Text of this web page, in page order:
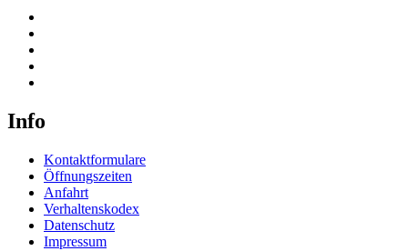
Info
Kontaktformulare
Öffnungszeiten
Anfahrt
Verhaltenskodex
Datenschutz
Impressum